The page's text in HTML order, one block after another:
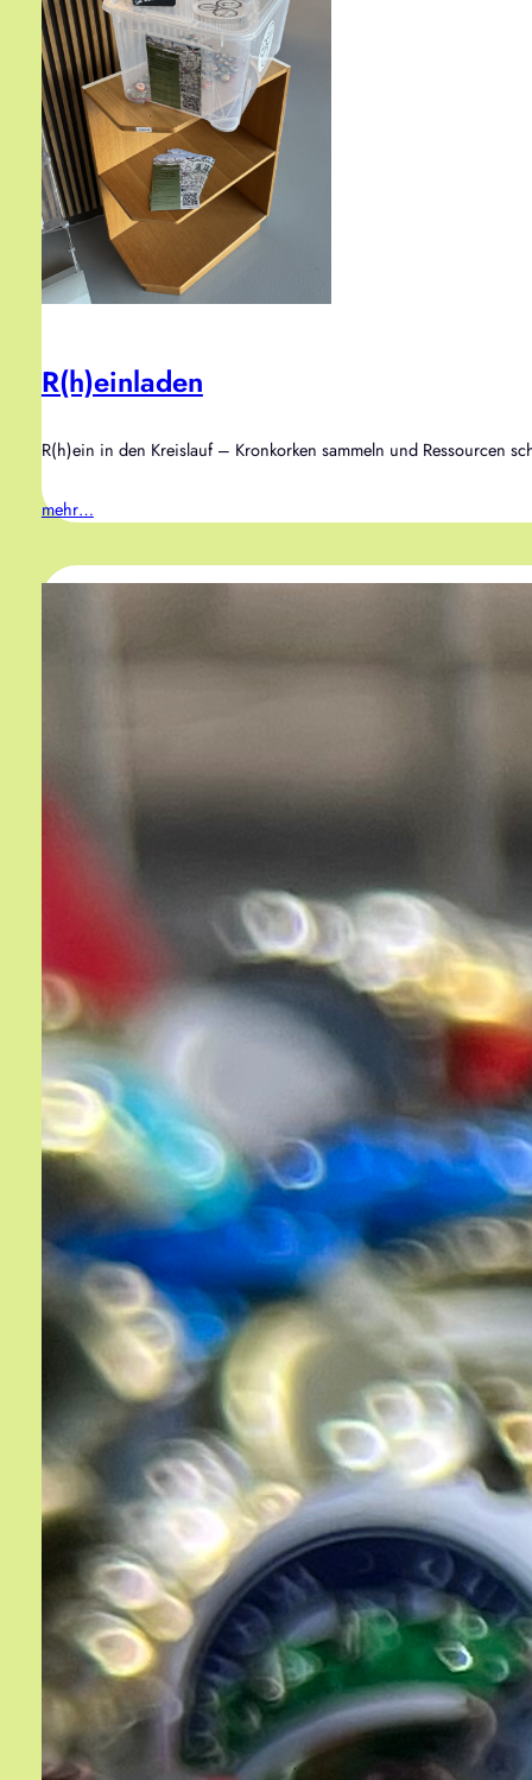
R(h)einladen
R(h)ein in den Kreislauf – Kronkorken sammeln und Ressourcen
mehr…